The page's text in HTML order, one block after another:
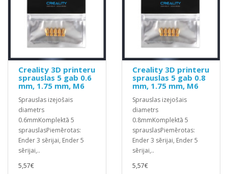
Creality 3D printeru
sprauslas 5 gab 0.6
mm, 1.75 mm, M6
Sprauslas izejošais
diametrs
0.6mmKomplektā 5
sprauslasPiemērotas:
Ender 3 sērijai, Ender 5
sērijai,..
5,57€
Creality 3D printeru
sprauslas 5 gab 0.8
mm, 1.75 mm, M6
Sprauslas izejošais
diametrs
0.8mmKomplektā 5
sprauslasPiemērotas:
Ender 3 sērijai, Ender 5
sērijai,..
5,57€